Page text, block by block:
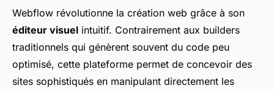
Webflow révolutionne la création web grâce à son
éditeur visuel intuitif. Contrairement aux builders
traditionnels qui génèrent souvent du code peu
optimisé, cette plateforme permet de concevoir des
sites sophistiqués en manipulant directement les